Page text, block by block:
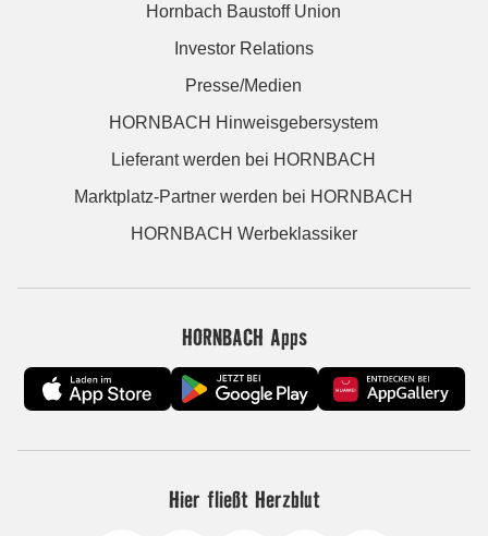
Hornbach Baustoff Union
Investor Relations
Presse/Medien
HORNBACH Hinweisgebersystem
Lieferant werden bei HORNBACH
Marktplatz-Partner werden bei HORNBACH
HORNBACH Werbeklassiker
HORNBACH Apps
Hier fließt Herzblut